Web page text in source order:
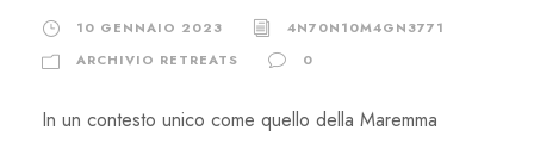
10 GENNAIO 2023
4N70N10M4GN3771
ARCHIVIO RETREATS
0
In un contesto unico come quello della Maremma